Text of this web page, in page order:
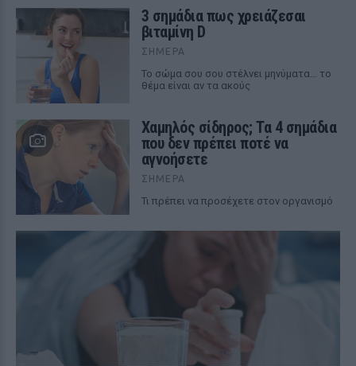
3 σημάδια πως χρειάζεσαι
βιταμίνη D
ΣΉΜΕΡΑ
Το σώμα σου σου στέλνει μηνύματα… το
θέμα είναι αν τα ακούς
Χαμηλός σίδηρος; Τα 4 σημάδια
που δεν πρέπει ποτέ να
αγνοήσετε
ΣΉΜΕΡΑ
Τι πρέπει να προσέχετε στον οργανισμό